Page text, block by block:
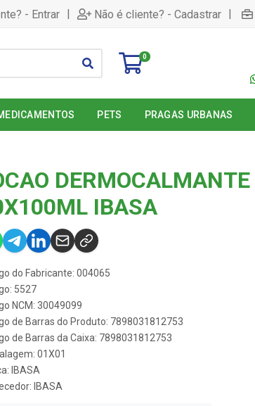
- Entrar | Não é cliente? - Cadastrar |
0
PETS PRAGAS URBANAS
DERMOCALMANTE
IBASA
do Fabricante: 004065
5527
NCM: 30049099
de Barras do Produto: 7898031812753
de Barras da Caixa: 7898031812753
01X01
IBASA
IBASA